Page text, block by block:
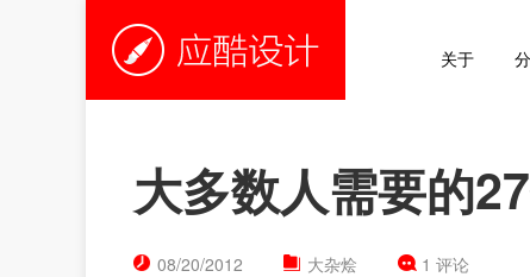
关于
大多数人需要的
08/20/2012 大杂烩 1 评论